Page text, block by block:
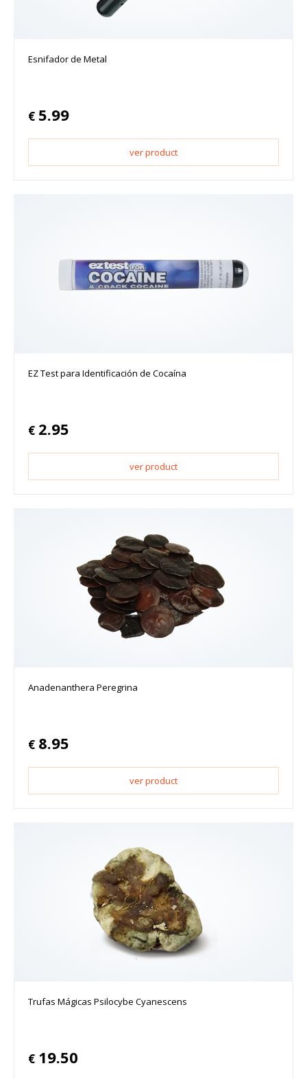
Esnifador de Metal
€ 5.99
ver product
EZ Test para Identificación de Cocaína
€ 2.95
ver product
Anadenanthera Peregrina
€ 8.95
ver product
Trufas Mágicas Psilocybe Cyanescens
€ 19.50